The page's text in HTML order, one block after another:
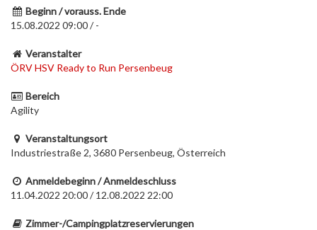
Beginn / vorauss. Ende
15.08.2022 09:00 / -
Veranstalter
ÖRV HSV Ready to Run Persenbeug
Bereich
Agility
Veranstaltungsort
Industriestraße 2, 3680 Persenbeug, Österreich
Anmeldebeginn / Anmeldeschluss
11.04.2022 20:00 / 12.08.2022 22:00
Zimmer-/Campingplatzreservierungen